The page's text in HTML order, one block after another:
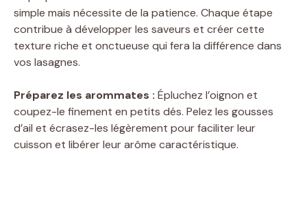
simple mais nécessite de la patience. Chaque étape
contribue à développer les saveurs et créer cette
texture riche et onctueuse qui fera la différence dans
vos lasagnes.
Préparez les arommates : Épluchez l’oignon et
coupez-le finement en petits dés. Pelez les gousses
d’ail et écrasez-les légèrement pour faciliter leur
cuisson et libérer leur arôme caractéristique.